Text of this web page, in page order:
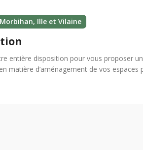
Ille et Vilaine
entière disposition pour vous proposer
matière d’aménagement de vos espaces